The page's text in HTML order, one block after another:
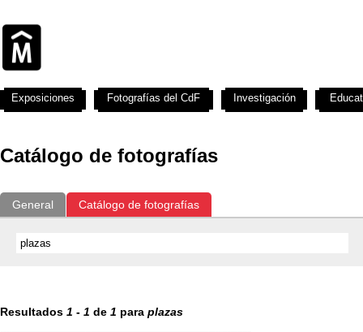
Catálogo de fotografías
General Catálogo de fotografías
Resultados 1 - 1 de 1 para plazas
Exposiciones Fotografías del CdF Investigación